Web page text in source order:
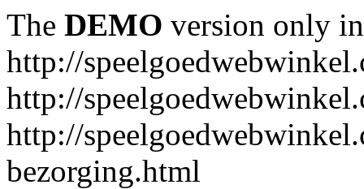
The DEMO version only
http://
http://
http://
bezorging.html